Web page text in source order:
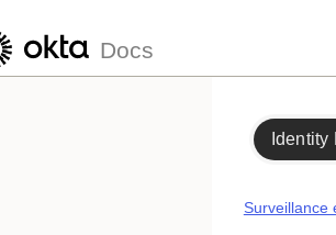
Docs
Identity
Surveillance